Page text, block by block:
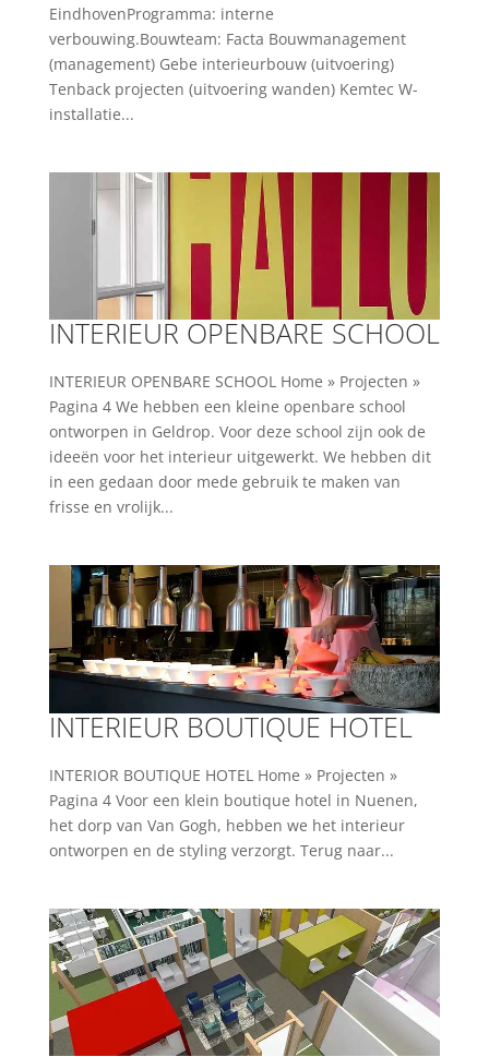
EindhovenProgramma: interne
verbouwing.Bouwteam: Facta Bouwmanagement
(management) Gebe interieurbouw (uitvoering)
Tenback projecten (uitvoering wanden) Kemtec W-
installatie...
INTERIEUR OPENBARE SCHOOL
INTERIEUR OPENBARE SCHOOL Home » Projecten »
Pagina 4 We hebben een kleine openbare school
ontworpen in Geldrop. Voor deze school zijn ook de
ideeën voor het interieur uitgewerkt. We hebben dit
in een gedaan door mede gebruik te maken van
frisse en vrolijk...
INTERIEUR BOUTIQUE HOTEL
INTERIOR BOUTIQUE HOTEL Home » Projecten »
Pagina 4 Voor een klein boutique hotel in Nuenen,
het dorp van Van Gogh, hebben we het interieur
ontworpen en de styling verzorgt. Terug naar...